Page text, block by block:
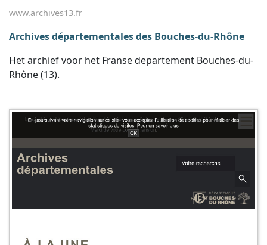
www.archives13.fr
Archives départementales des Bouches-du-Rhône
Het archief voor het Franse departement Bouches-du-
Rhône (13).